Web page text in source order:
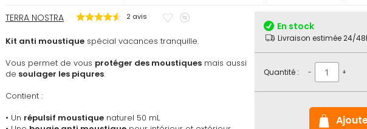
TERRA NOSTRA 2 avis
Ajouter
mescomparateur
Kit anti moustique spécial vacances tranquille.
Vous permet de vous protéger des moustiques mais aussi
de soulager les piqures.
Contient :
• Un répulsif moustique naturel 50 mL
En stock
Livraison estimée 24/
Quantité : - +